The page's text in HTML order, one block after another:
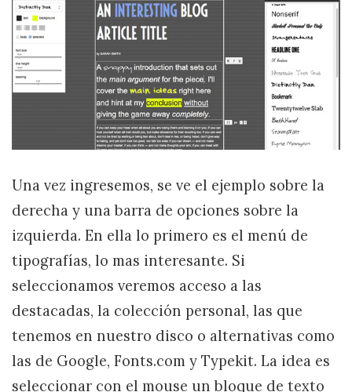
Una vez ingresemos, se ve el ejemplo sobre la
derecha y una barra de opciones sobre la
izquierda. En ella lo primero es el menú de
tipografías, lo mas interesante. Si
seleccionamos veremos acceso a las
destacadas, la colección personal, las que
tenemos en nuestro disco o alternativas como
las de Google, Fonts.com y Typekit. La idea es
seleccionar con el mouse un bloque de texto